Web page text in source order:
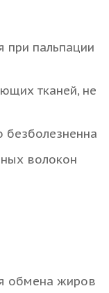
при пальпации
тканей, не
волокон
обмена жиров